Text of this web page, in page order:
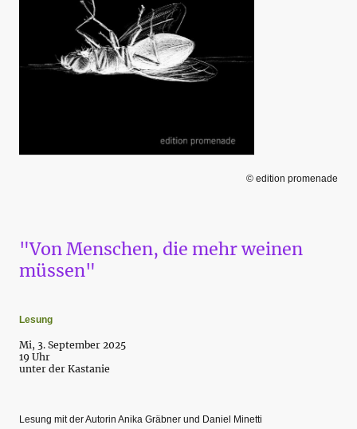
© edition promenade
"Von Menschen, die mehr weinen
müssen"
Lesung
Mi, 3. September 2025
19 Uhr
unter der Kastanie
Lesung mit der Autorin Anika Gräbner und Daniel Minetti